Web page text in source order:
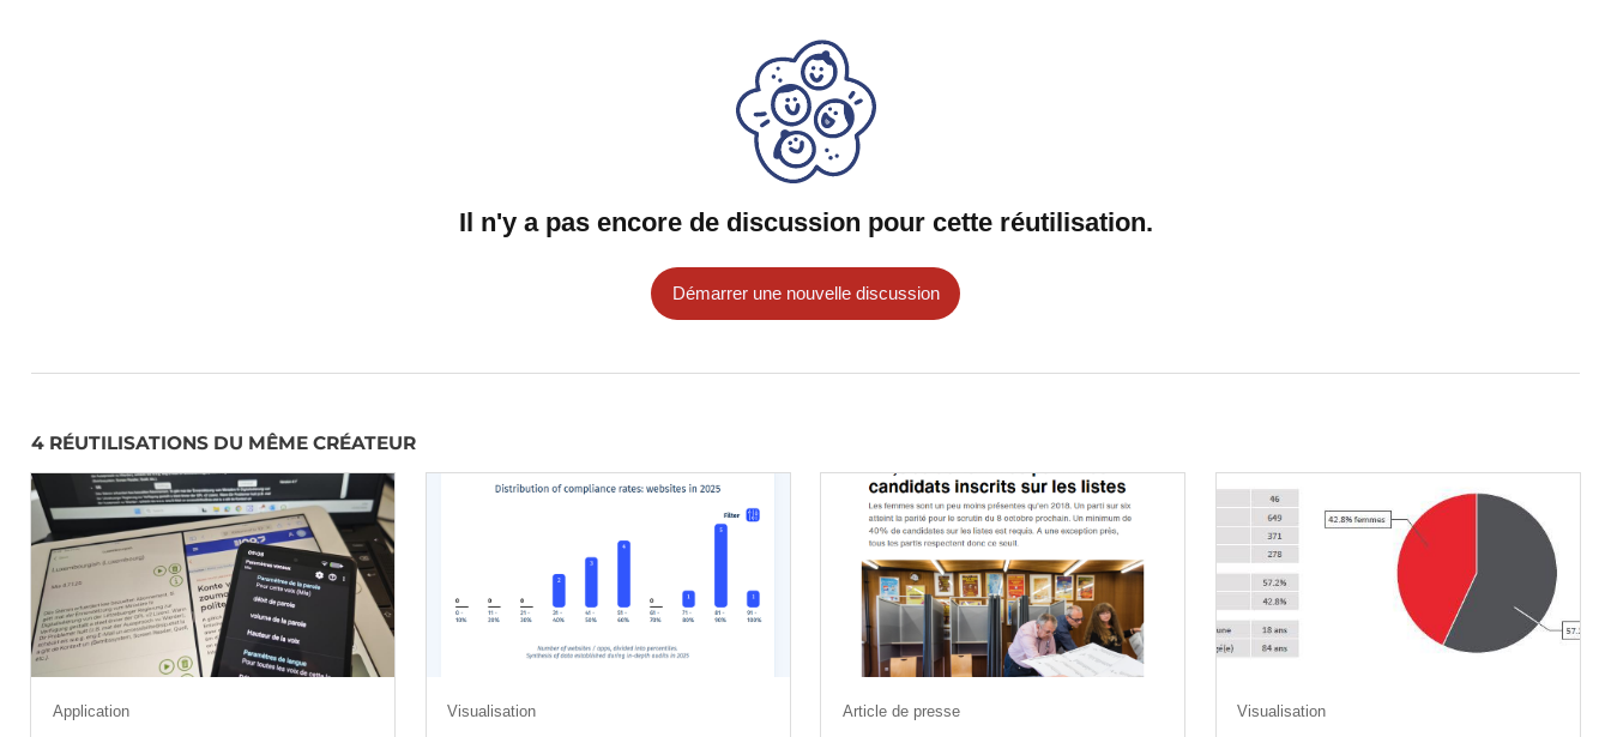
Il n'y a pas encore de discussion pour cette réutilisation.
Démarrer une nouvelle discussion
4 RÉUTILISATIONS DU MÊME CRÉATEUR
Application Visualisation Article de presse Visualisation